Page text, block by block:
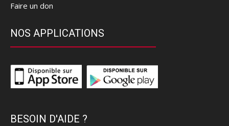
Faire un don
NOS APPLICATIONS
BESOIN D'AIDE ?